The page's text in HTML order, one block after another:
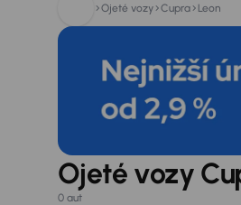
Ojeté vozy Cupra Leon
Ojeté vozy
0 aut